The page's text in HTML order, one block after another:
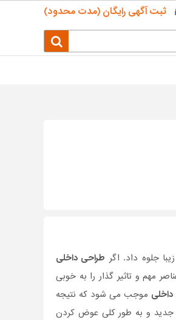
ثبت آگهی رایگان (مدت محدود)
جلوه داد. اگر طراحی داخلی
مهم و تاثیر گذار را به خوبی
موجب می شود که نتیجه
جدید و به طور کلی عوض کردن